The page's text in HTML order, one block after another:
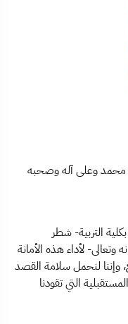
محمد وعلى آله وصحبه
التربية- شطر
وتعالى- لأداء هذه الأمانة
وإننا لنحمل سلامة القصد
التي تقودنا